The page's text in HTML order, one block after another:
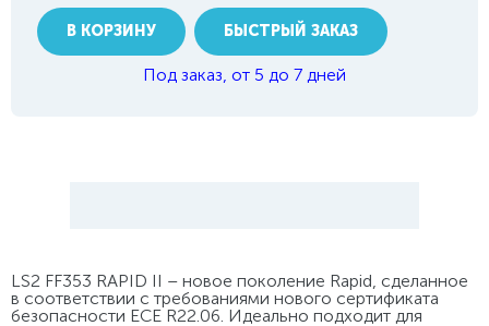
В КОРЗИНУ БЫСТРЫЙ ЗАКАЗ
Под заказ, от 5 до 7 дней
LS2 FF353 RAPID II – новое поколение Rapid, сделанное
в соответствии с требованиями нового сертификата
безопасности ECE R22.06. Идеально подходит для